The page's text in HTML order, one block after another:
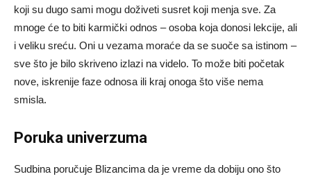
koji su dugo sami mogu doživeti susret koji menja sve. Za
mnoge će to biti karmički odnos – osoba koja donosi lekcije, ali
i veliku sreću. Oni u vezama moraće da se suoče sa istinom –
sve što je bilo skriveno izlazi na videlo. To može biti početak
nove, iskrenije faze odnosa ili kraj onoga što više nema
smisla.
Poruka univerzuma
Sudbina poručuje Blizancima da je vreme da dobiju ono što